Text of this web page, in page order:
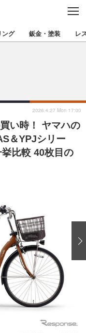
C
S
E
ョップを地域から探す
北陸
関西
四国
愛車 File
プ！不具合修理＆粗悪修理
洗車
コーティング
防錆
カー「旧車」関連プロジェ
クト
プロショップ検索
コラム
ング 鈑金・塗装 レ
い時！ ヤマハの
＆YPJシリー
比較 40枚目の
2026.4.27 Mon 17:00